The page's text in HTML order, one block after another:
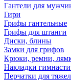
Гантели для
Гири
Грифы гантельные
Грифы для штанги
Диски, блины
Замки для грифов
Крюки, ремни,
Накладки
Перчатки для